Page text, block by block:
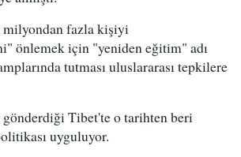
fazla kişiyi
önlemek için "yeniden eğitim" adı
tutması uluslararası tepkilere
Tibet'te o tarihten beri
uyguluyor.